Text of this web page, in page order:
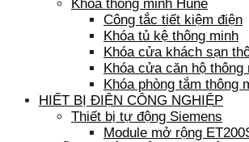
Khóa thông minh Hune
Công tắc tiết kiệm điện
Khóa tủ kệ thông minh
Khóa cửa khách sạn
Khóa cửa căn hộ thông
Khóa phòng tắm thông
HIẾT BỊ ĐIỆN CÔNG NGHIỆP
Thiết bị tự động Siemens
Module mở rộng